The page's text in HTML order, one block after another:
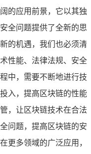
的应用前景，它以其独
全问题提供了全新的思
的机遇，我们也必须清
性能、法律法规、安全
中，需要不断地进行技
入，提高区块链的性能
，让区块链技术在合法
问题，提高区块链的安
更多领域的广泛应用，